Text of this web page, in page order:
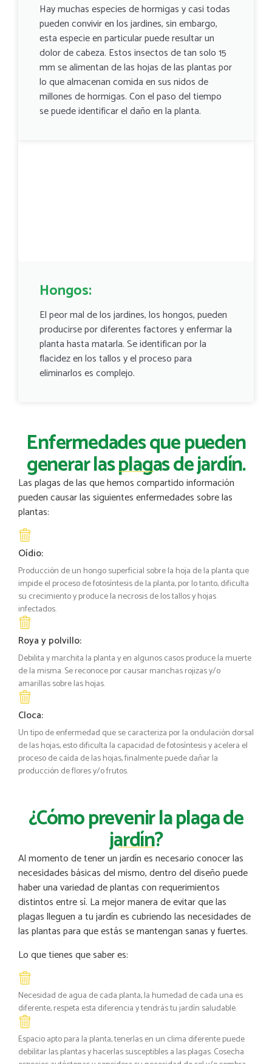
Hay muchas especies de hormigas y casi todas
pueden convivir en los jardines, sin embargo,
esta especie en particular puede resultar un
dolor de cabeza. Estos insectos de tan solo 15
mm se alimentan de las hojas de las plantas por
lo que almacenan comida en sus nidos de
millones de hormigas. Con el paso del tiempo
se puede identificar el daño en la planta.
Hongos:
El peor mal de los jardines, los hongos, pueden
producirse por diferentes factores y enfermar la
planta hasta matarla. Se identifican por la
flacidez en los tallos y el proceso para
eliminarlos es complejo.
Enfermedades que pueden
generar las plagas de jardín.
Las plagas de las que hemos compartido información
pueden causar las siguientes enfermedades sobre las
plantas:
Oídio:
Producción de un hongo superficial sobre la hoja de la planta que
impide el proceso de fotosíntesis de la planta, por lo tanto, dificulta
su crecimiento y produce la necrosis de los tallos y hojas
infectados.
Roya y polvillo:
Debilita y marchita la planta y en algunos casos produce la muerte
de la misma. Se reconoce por causar manchas rojizas y/o
amarillas sobre las hojas.
Cloca:
Un tipo de enfermedad que se caracteriza por la ondulación dorsal
de las hojas, esto dificulta la capacidad de fotosíntesis y acelera el
proceso de caída de las hojas, finalmente puede dañar la
producción de flores y/o frutos.
¿Cómo prevenir la plaga de
jardín?
Al momento de tener un jardín es necesario conocer las
necesidades básicas del mismo, dentro del diseño puede
haber una variedad de plantas con requerimientos
distintos entre sí. La mejor manera de evitar que las
plagas lleguen a tu jardín es cubriendo las necesidades de
las plantas para que estás se mantengan sanas y fuertes.
Lo que tienes que saber es:
Necesidad de agua de cada planta, la humedad de cada una es
diferente, respeta esta diferencia y tendrás tu jardín saludable.
Espacio apto para la planta, tenerlas en un clima diferente puede
debilitar las plantas y hacerlas susceptibles a las plagas. Cosecha